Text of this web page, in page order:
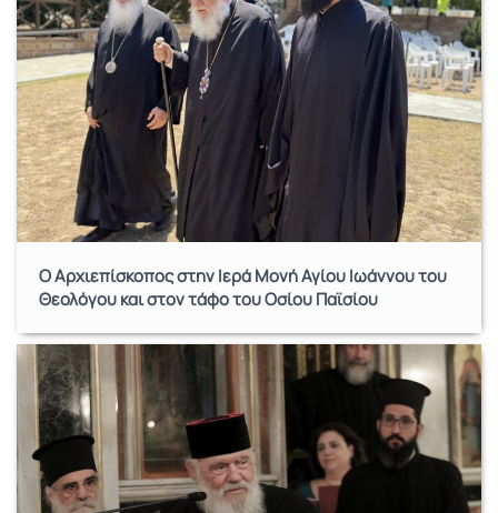
Ο Αρχιεπίσκοπος στην Ιερά Μονή Αγίου Ιωάννου του
Θεολόγου και στον τάφο του Οσίου Παϊσίου